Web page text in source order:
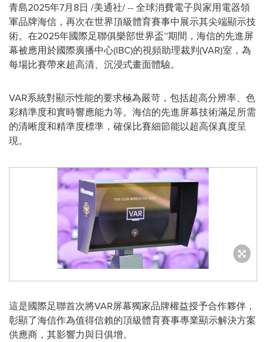
青島2025年7月8日 /美通社/ -- 全球消費電子與家用電器領
軍品牌海信，再次在世界頂級體育賽事中展示其尖端顯示技
術。在2025年國際足聯俱樂部世界盃™期間，海信的先進屏
幕被應用於國際廣播中心(IBC)的視頻助理裁判(VAR)室，為
每場比賽帶來超高清、沉浸式畫面體驗。
VAR系統對顯示性能的要求極為嚴苛，包括超高分辨率、色
彩精準度和實時響應能力等。海信的先進屏幕技術滿足所需
的清晰度和精準度標準，確保比賽細節能以超高保真度呈
現。
這是國際足聯首次將VAR屏幕獨家品牌權益授予合作夥伴，
彰顯了海信作為值得信賴的頂級體育賽事專業顯示解決方案
供應商，其影響力與日俱增。